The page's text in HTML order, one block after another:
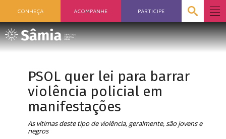
CONHEÇA ACOMPANHE PARTICIPE
PSOL quer lei para barrar
violência policial em
manifestações
As vítimas deste tipo de violência, geralmente, são jovens e
negros